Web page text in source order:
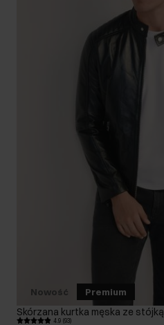
Nowość Premium
Skórzana kurtka męska ze stójką
4.9 (93)